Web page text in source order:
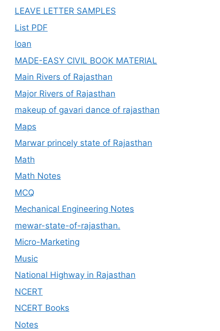
LEAVE LETTER SAMPLES
List PDF
loan
MADE-EASY CIVIL BOOK MATERIAL
Main Rivers of Rajasthan
Major Rivers of Rajasthan
makeup of gavari dance of rajasthan
Maps
Marwar princely state of Rajasthan
Math
Math Notes
MCQ
Mechanical Engineering Notes
mewar-state-of-rajasthan.
Micro-Marketing
Music
National Highway in Rajasthan
NCERT
NCERT Books
Notes